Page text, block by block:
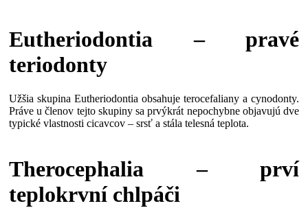
Eutheriodontia – pravé
teriodonty
Užšia skupina Eutheriodontia obsahuje terocefaliany a cynodonty.
Práve u členov tejto skupiny sa prvýkrát nepochybne objavujú dve
typické vlastnosti cicavcov – srsť a stála telesná teplota.
Therocephalia – prví
teplokrvní chlpáči